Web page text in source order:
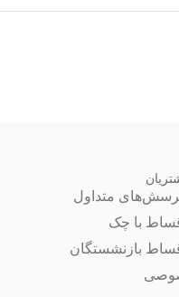
متداول
با چک
بازنشستگان